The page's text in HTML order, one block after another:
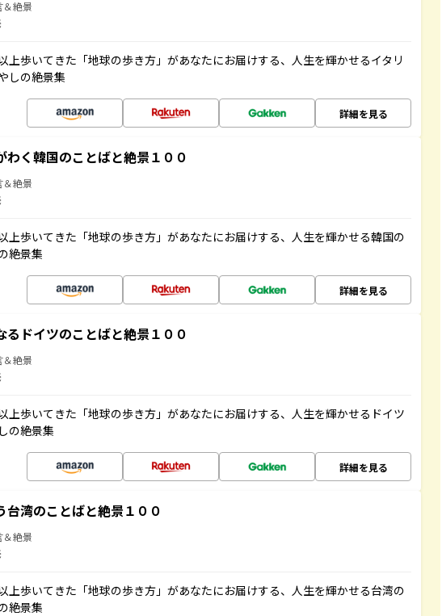
＆絶景
上歩いてきた「地球の歩き方」があなたにお届けする、人生を輝かせるイタリ
しの絶景集
詳細を見る
わく韓国のことばと絶景１００
＆絶景
上歩いてきた「地球の歩き方」があなたにお届けする、人生を輝かせる韓国の
絶景集
詳細を見る
るドイツのことばと絶景１００
＆絶景
上歩いてきた「地球の歩き方」があなたにお届けする、人生を輝かせるドイツ
の絶景集
詳細を見る
台湾のことばと絶景１００
＆絶景
上歩いてきた「地球の歩き方」があなたにお届けする、人生を輝かせる台湾の
絶景集